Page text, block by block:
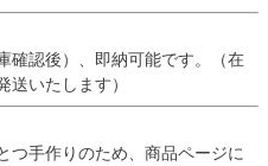
確認後）、即納可能です。（在
送いたします）
つ手作りのため、商品ページに